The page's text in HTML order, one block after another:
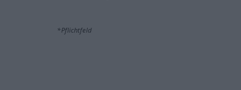
*Pflichtfeld